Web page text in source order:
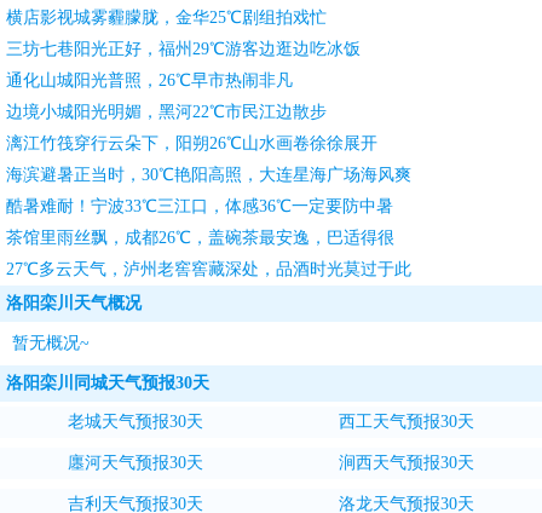
横店影视城雾霾朦胧，金华25℃剧组拍戏忙
三坊七巷阳光正好，福州29℃游客边逛边吃冰饭
通化山城阳光普照，26℃早市热闹非凡
边境小城阳光明媚，黑河22℃市民江边散步
漓江竹筏穿行云朵下，阳朔26℃山水画卷徐徐展开
海滨避暑正当时，30℃艳阳高照，大连星海广场海风爽
酷暑难耐！宁波33℃三江口，体感36℃一定要防中暑
茶馆里雨丝飘，成都26℃，盖碗茶最安逸，巴适得很
27℃多云天气，泸州老窖窖藏深处，品酒时光莫过于此
洛阳栾川天气概况
暂无概况~
洛阳栾川同城天气预报30天
老城天气预报30天 西工天气预报30天
廛河天气预报30天 涧西天气预报30天
吉利天气预报30天 洛龙天气预报30天